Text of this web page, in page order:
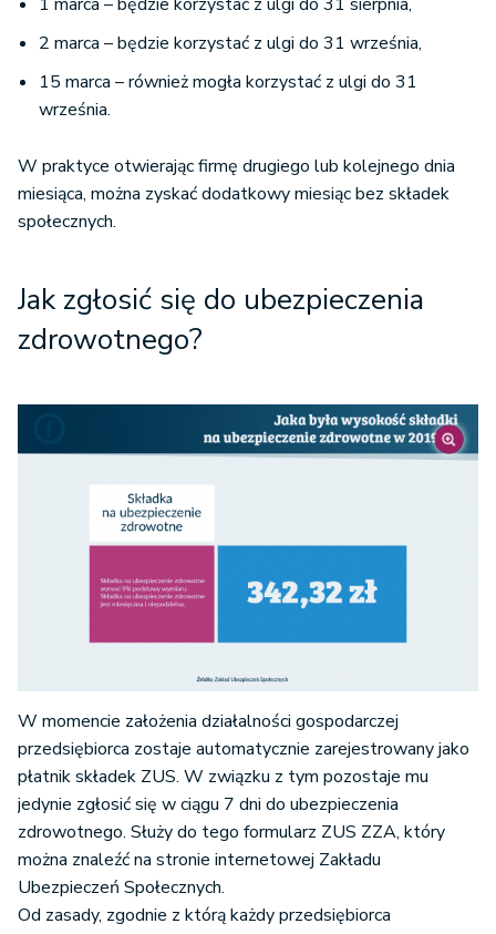
2 marca – będzie korzystać z ulgi do 31 września,
15 marca – również mogła korzystać z ulgi do 31
września.
W praktyce otwierając firmę drugiego lub kolejnego dnia
miesiąca, można zyskać dodatkowy miesiąc bez składek
społecznych.
Jak zgłosić się do ubezpieczenia
zdrowotnego?
W momencie założenia działalności gospodarczej
przedsiębiorca zostaje automatycznie zarejestrowany jako
płatnik składek ZUS. W związku z tym pozostaje mu
jedynie zgłosić się w ciągu 7 dni do ubezpieczenia
zdrowotnego. Służy do tego formularz ZUS ZZA, który
można znaleźć na stronie internetowej Zakładu
Ubezpieczeń Społecznych.
Od zasady, zgodnie z którą każdy przedsiębiorca